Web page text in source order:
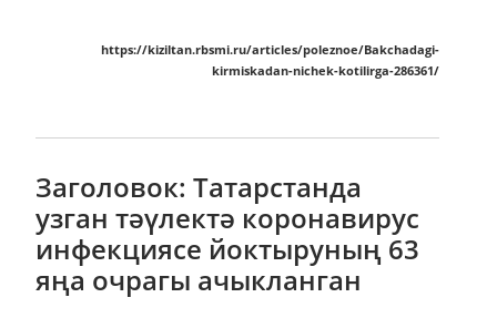
https://kiziltan.rbsmi.ru/articles/poleznoe/Bakchadagi-
kirmiskadan-nichek-kotilirga-286361/
Заголовок: Татарстанда
узган тәүлектә коронавирус
инфекциясе йоктыруның 63
яңа очрагы ачыкланган